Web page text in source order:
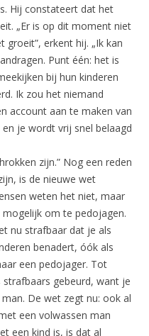
Hij constateert dat het
„Er is op dit moment niet
erkent hij. „Ik kan
Punt één: het is
bij hun kinderen
Ik zou het niemand
account aan te maken van
je wordt vrij snel belaagd
zijn.” Nog een reden
is de nieuwe wet
weten het niet, maar
om te pedojagen.
nu strafbaar dat je als
benadert, óók als
een pedojager. Tot
gebeurd, want je
De wet zegt nu: ook al
een volwassen man
een kind is, is dat al